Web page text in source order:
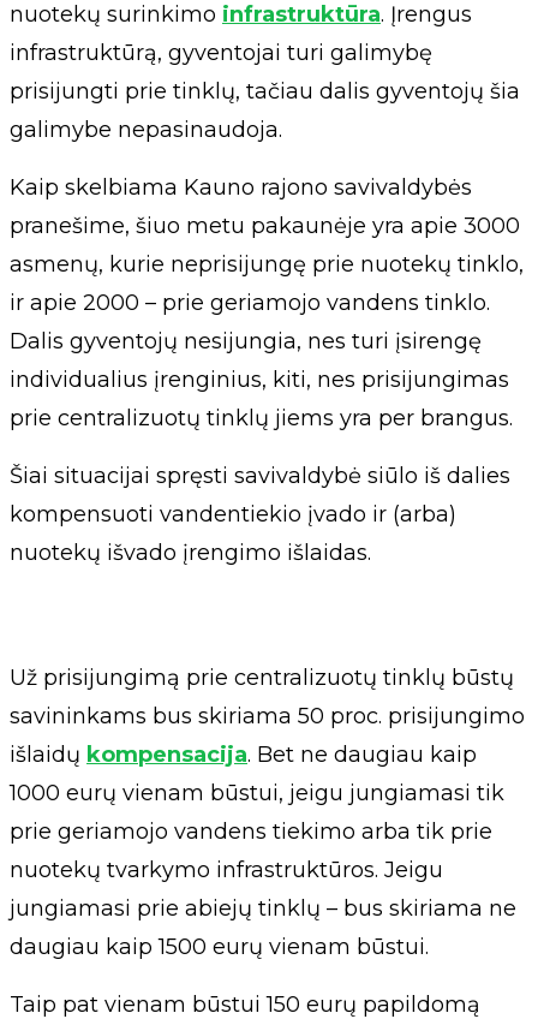
nuotekų surinkimo infrastruktūra. Įrengus
infrastruktūrą, gyventojai turi galimybę
prisijungti prie tinklų, tačiau dalis gyventojų šia
galimybe nepasinaudoja.
Kaip skelbiama Kauno rajono savivaldybės
pranešime, šiuo metu pakaunėje yra apie 3000
asmenų, kurie neprisijungę prie nuotekų tinklo,
ir apie 2000 – prie geriamojo vandens tinklo.
Dalis gyventojų nesijungia, nes turi įsirengę
individualius įrenginius, kiti, nes prisijungimas
prie centralizuotų tinklų jiems yra per brangus.
Šiai situacijai spręsti savivaldybė siūlo iš dalies
kompensuoti vandentiekio įvado ir (arba)
nuotekų išvado įrengimo išlaidas.
Už prisijungimą prie centralizuotų tinklų būstų
savininkams bus skiriama 50 proc. prisijungimo
išlaidų kompensacija. Bet ne daugiau kaip
1000 eurų vienam būstui, jeigu jungiamasi tik
prie geriamojo vandens tiekimo arba tik prie
nuotekų tvarkymo infrastruktūros. Jeigu
jungiamasi prie abiejų tinklų – bus skiriama ne
daugiau kaip 1500 eurų vienam būstui.
Taip pat vienam būstui 150 eurų papildomą